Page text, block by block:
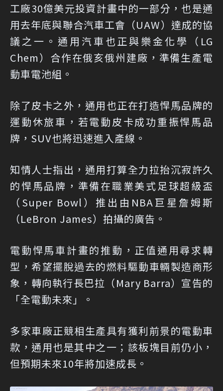
工廠30億美元投資計畫中的一部分，也是通
用去年底與聯合汽車工會（UAW）達成的協
議之一。通用汽車也正與樂金化學（LG
Chem）合作在俄亥俄州建廠，準備生產電
動車電池組。
除了皮卡之外，通用也正在打造悍馬品牌的
運動休旅車，若電動皮卡成功重振悍馬品
牌，SUV也將迅速進入產線。
知情人士指出，通用打算全力拉抬沉寂許久
的悍馬品牌，準備在職業美式足球超級盃
（Super Bowl）推出由NBA巨星詹姆斯
（LeBron James）拍攝的廣告。
電動悍馬車計畫的推動，正值通用尋求轉
型，希望擺脫過去的燃料驅動車輛製造商形
象，轉向執行長巴拉（Mary Barra）宣告的
「全電動未來」。
多家車廠正競相生產具有獲利前景的電動車
款，通用也是其中之一；該板塊目前仍小，
但預期未來10年將加速成長。